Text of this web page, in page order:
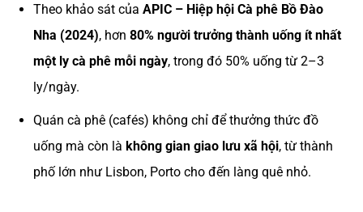
Theo khảo sát của APIC – Hiệp hội Cà phê Bồ Đào
Nha (2024), hơn 80% người trưởng thành uống ít nhất
một ly cà phê mỗi ngày, trong đó 50% uống từ 2–3
ly/ngày.
Quán cà phê (cafés) không chỉ để thưởng thức đồ
uống mà còn là không gian giao lưu xã hội, từ thành
phố lớn như Lisbon, Porto cho đến làng quê nhỏ.